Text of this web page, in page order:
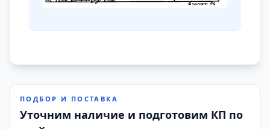
ПОДБОР И ПОСТАВКА
Уточним наличие и подготовим КП по